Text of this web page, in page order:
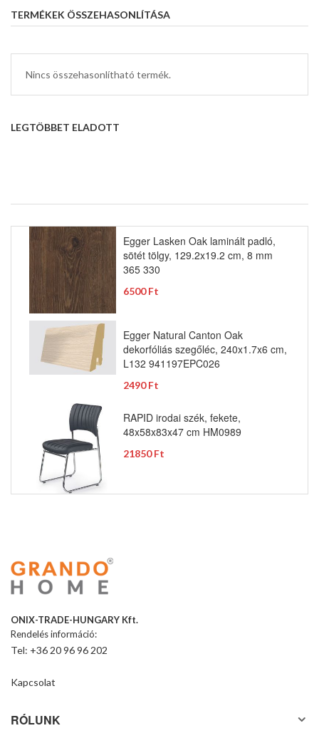
TERMÉKEK ÖSSZEHASONLÍTÁSA
Nincs összehasonlítható termék.
LEGTÖBBET ELADOTT
Egger Lasken Oak laminált padló,
sötét tölgy, 129.2x19.2 cm, 8 mm
365 330
6500 Ft
Egger Natural Canton Oak
dekorfóliás szegőléc, 240x1.7x6 cm,
L132 941197EPC026
2490 Ft
RAPID irodai szék, fekete,
48x58x83x47 cm HM0989
21850 Ft
ONIX-TRADE-HUNGARY Kft.
Rendelés információ:
Tel: +36 20 96 96 202
Kapcsolat
RÓLUNK